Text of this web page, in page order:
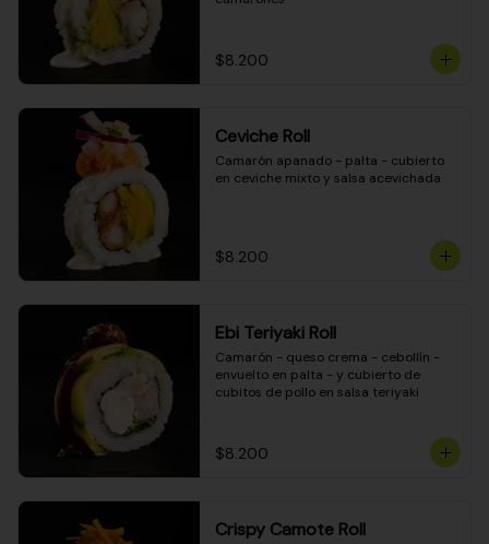
$8.200
Ceviche Roll
Camarón apanado - palta - cubierto
en ceviche mixto y salsa acevichada
$8.200
Ebi Teriyaki Roll
Camarón - queso crema - cebollín -
envuelto en palta - y cubierto de
cubitos de pollo en salsa teriyaki
$8.200
Crispy Camote Roll